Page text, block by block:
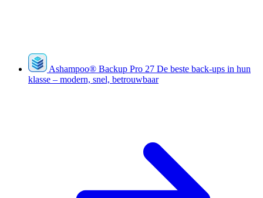
Ashampoo® Backup Pro 27 De beste back-ups in hun
klasse – modern, snel, betrouwbaar